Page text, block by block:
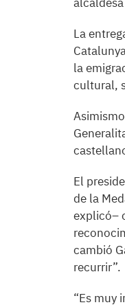
La
la
cultural,
El
de la
explicó–
cambió
recurrir”.
“Es muy